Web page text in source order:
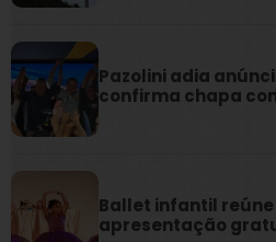
Pazolini adia
confirma chapa
Ballet infantil
apresentação